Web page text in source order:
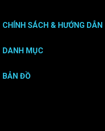
CHÍNH SÁCH & HƯỚNG DẪN
DANH MỤC
BẢN ĐỒ